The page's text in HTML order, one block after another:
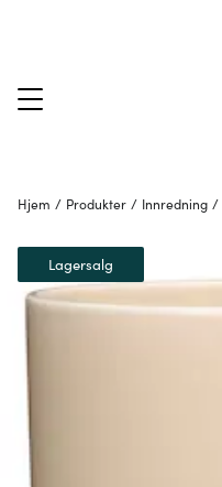
Hjem / Produkter / Innredning /
Lagersalg